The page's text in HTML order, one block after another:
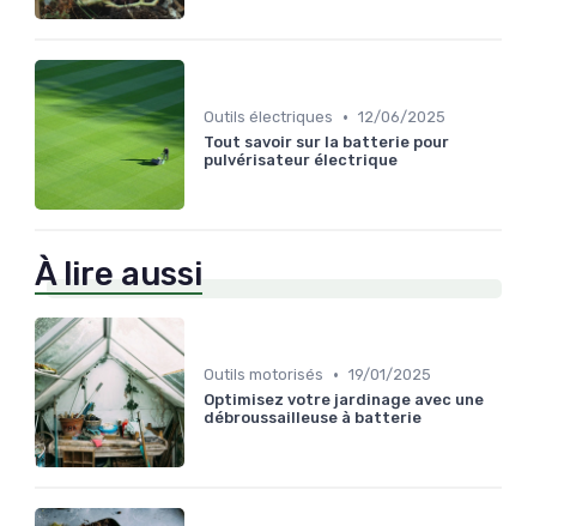
Outils électriques • 12/06/2025
Tout savoir sur la batterie pour
pulvérisateur électrique
À lire aussi
Outils motorisés • 19/01/2025
Optimisez votre jardinage avec une
débroussailleuse à batterie